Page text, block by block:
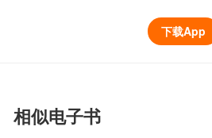
下载App
相似电子书